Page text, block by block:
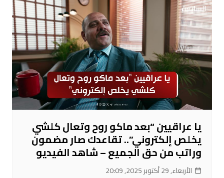
يا عراقيين “بعد ماكو روح وتعال كلشي
يخلص إلكتروني”.. تقاعدك صار مضمون
وراتب من حق الجميع – شاهد الفيديو
الأربعاء, 29 أكتوبر 2025, 20:09